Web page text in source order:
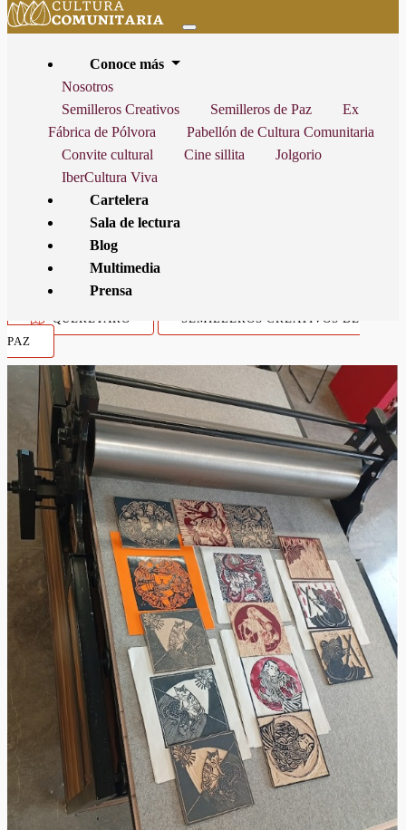
Conoce más
Nosotros
Semilleros Creativos
Semilleros de Paz
Ex
Fábrica de Pólvora
Pabellón de Cultura Comunitaria
Convite cultural
Cine sillita
Jolgorio
IberCultura Viva
Cartelera
Sala de lectura
Blog
Multimedia
Prensa
CARTELERA
TIEMPO DE COSECHA: GRABADOS Y TRAZOS
DE MEMORIA Y PAZ
ESTA ACTIVIDAD YA NO ESTÁ VIGENTE, FINALIZÓ EL
31 DE JULIO DE 2026
QUERÉTARO
SEMILLEROS CREATIVOS DE
PAZ